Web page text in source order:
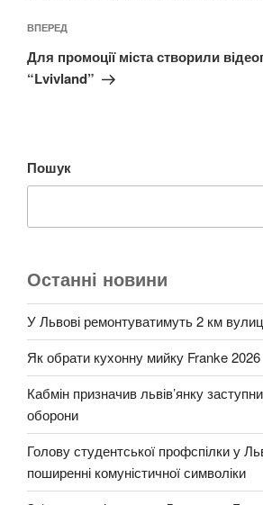
Наступний
запис
ВПЕРЕД
Для промоції міста створили
“Lvivland”
Пошук
Останні новини
У Львові ремонтуватимуть 2 км
Як обрати кухонну мийку Franke 2026
Кабмін призначив львів’янку
оборони
Голову студентської профспілки у
поширенні комуністичної символіки